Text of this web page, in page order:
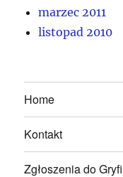
marzec 2011
listopad 2010
Home
Kontakt
Zgłoszenia do